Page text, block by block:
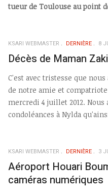
tueur de Toulouse au point
KSARI WEBMASTER DERNIÈRE 8
Décès de Maman
C'est avec tristesse que
de notre amie et
mercredi 4 juillet 2012. Nous
condoléances à Nylda
KSARI WEBMASTER DERNIÈRE 3
Aéroport Houari
caméras numériques